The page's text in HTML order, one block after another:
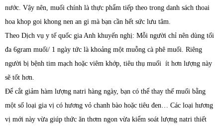
nước. Vậy nên, muối chính là thực phẩm tiếp theo trong danh sách thoai
hoa khop goi khong nen an gi mà bạn cần hết sức lưu tâm.
Theo Dịch vụ y tế quốc gia Anh khuyến nghị: Mỗi người chỉ nên dùng tối
đa 6gram muối/ 1 ngày tức là khoảng một muỗng cà phê muối. Riêng
người bị bệnh tim mạch hoặc viêm khớp, tiêu thụ muối ít hơn lượng này
sẽ tốt hơn.
Để cắt giảm hàm lượng natri hàng ngày, bạn có thể thay thế muối bằng
một số loại gia vị có hương vỏ chanh bào hoặc tiêu đen… Các loại hương
vị mới này vừa giúp thức ăn thơm ngon vừa kiểm soát lượng natri thiết